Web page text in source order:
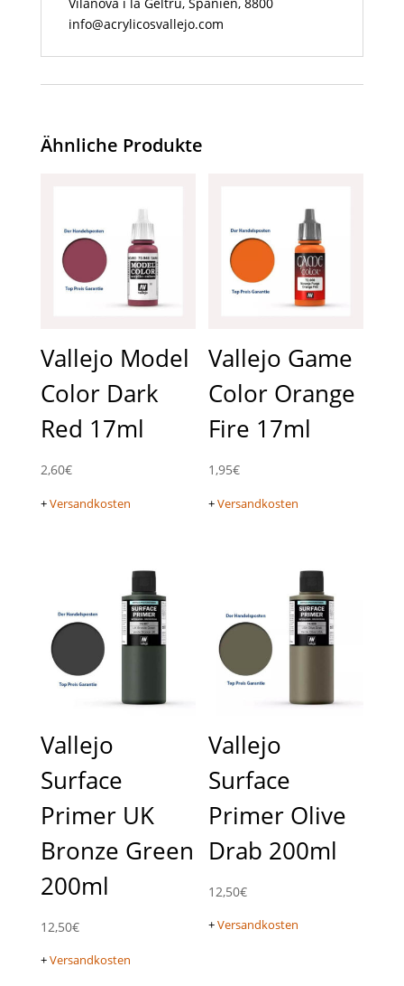
Vilanova i la Geltrú, Spanien, 8800
info@acrylicosvallejo.com
Ähnliche Produkte
Vallejo Model
Color Dark
Red 17ml
2,60€
+Versandkosten
Vallejo Game
Color Orange
Fire 17ml
1,95€
+Versandkosten
Vallejo
Surface
Primer UK
Bronze Green
200ml
12,50€
+Versandkosten
Vallejo
Surface
Primer Olive
Drab 200ml
12,50€
+Versandkosten